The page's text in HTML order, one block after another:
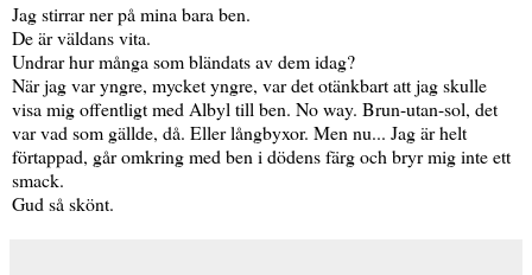
Jag stirrar ner på mina bara ben.
De är väldans vita.
Undrar hur många som bländats av dem idag?
När jag var yngre, mycket yngre, var det otänkbart att jag skulle
visa mig offentligt med Albyl till ben. No way. Brun-utan-sol, det
var vad som gällde, då. Eller långbyxor. Men nu... Jag är helt
förtappad, går omkring med ben i dödens färg och bryr mig inte ett
smack.
Gud så skönt.